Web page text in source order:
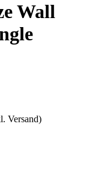
Wall
Versand)